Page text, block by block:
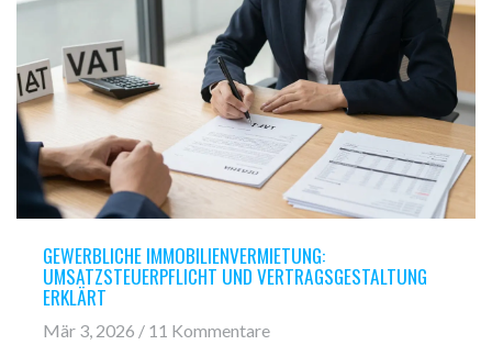
GEWERBLICHE IMMOBILIENVERMIETUNG:
UMSATZSTEUERPFLICHT UND VERTRAGSGESTALTUNG
ERKLÄRT
Mär 3, 2026 / 11 Kommentare